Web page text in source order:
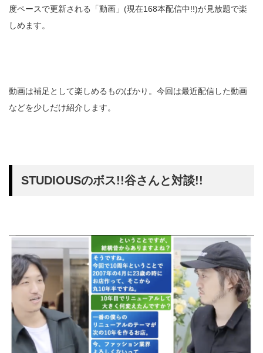
度ペースで更新される「動画」(現在168本配信中!!)が見放題で楽
しめます。
動画は補足として楽しめるものばかり。今回は最近配信した動画
などを少しだけ紹介します。
STUDIOUSのボス!!谷さんと対談!!